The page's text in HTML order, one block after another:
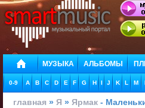
МУЗЫКА АЛЬБОМЫ
0-9 A B C D E F G H I J K L M
главная » Я » Ярмак -